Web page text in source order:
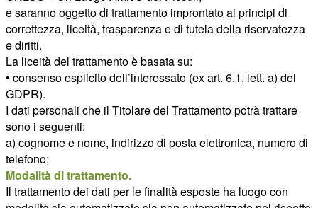
e saranno oggetto di trattamento improntato ai principi di
correttezza, liceità, trasparenza e di tutela della riservatezza
e diritti.
La liceità del trattamento è basata su:
• consenso esplicito dell’interessato (ex art. 6.1, lett. a) del
GDPR).
I dati personali che il Titolare del Trattamento potrà trattare
sono i seguenti:
a) cognome e nome, indirizzo di posta elettronica, numero di
telefono;
Modalità di trattamento.
Il trattamento dei dati per le finalità esposte ha luogo con